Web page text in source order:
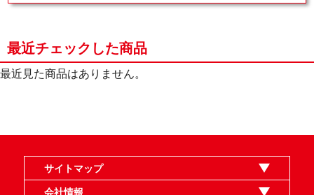
最近チェックした商品
最近見た商品はありません。
サイトマップ
オンラインショップ
買取
記事
選手一覧
デッキ検索
デッキ構築
イベント・大会
店舗のご案内
お問い合わせ
ヘルプ
FAQ
会社情報